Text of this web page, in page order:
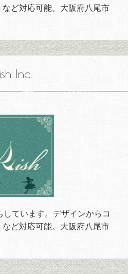
ど対応可能。大阪府八尾市
Inc.
ています。デザインからコ
ど対応可能。大阪府八尾市